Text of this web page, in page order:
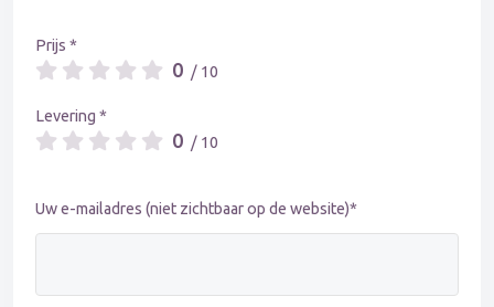
Prijs *
0 / 10
Levering *
0 / 10
Uw e-mailadres (niet zichtbaar op de website)*